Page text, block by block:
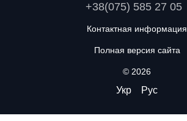
+38(075) 585 27 05
Контактная информация
Полная версия сайта
© 2026
Укр Рус